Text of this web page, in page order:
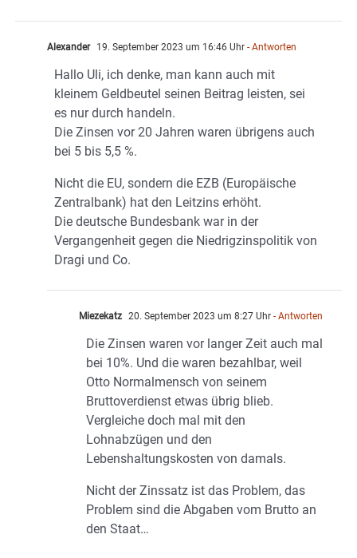
Alexander 19. September 2023 um 16:46 Uhr - Antworten
Hallo Uli, ich denke, man kann auch mit
kleinem Geldbeutel seinen Beitrag leisten, sei
es nur durch handeln.
Die Zinsen vor 20 Jahren waren übrigens auch
bei 5 bis 5,5 %.
Nicht die EU, sondern die EZB (Europäische
Zentralbank) hat den Leitzins erhöht.
Die deutsche Bundesbank war in der
Vergangenheit gegen die Niedrigzinspolitik von
Dragi und Co.
Miezekatz 20. September 2023 um 8:27 Uhr - Antworten
Die Zinsen waren vor langer Zeit auch mal
bei 10%. Und die waren bezahlbar, weil
Otto Normalmensch von seinem
Bruttoverdienst etwas übrig blieb.
Vergleiche doch mal mit den
Lohnabzügen und den
Lebenshaltungskosten von damals.
Nicht der Zinssatz ist das Problem, das
Problem sind die Abgaben vom Brutto an
den Staat…